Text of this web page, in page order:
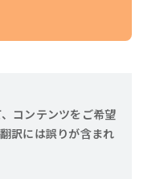
コンテンツをご希望
訳には誤りが含まれ